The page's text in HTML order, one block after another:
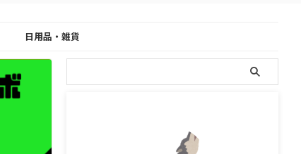
日用品・雑貨